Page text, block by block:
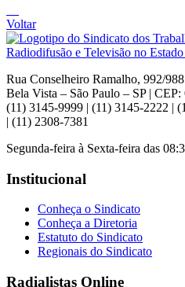
Voltar
Rua Conselheiro Ramalho, 992/988
Bela Vista – São Paulo – SP |
(11) 3145-9999 | (11) 3145-2222 |
| (11) 2308-7381
Segunda-feira à Sexta-feira das
Institucional
Conheça o Sindicato
Conheça a Diretoria
Estatuto do Sindicato
Regionais do Sindicato
Radialistas Online